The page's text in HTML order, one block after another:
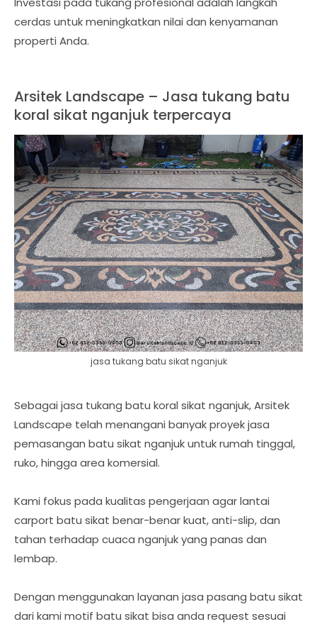
cerdas untuk meningkatkan nilai dan kenyamanan
properti Anda.
Arsitek Landscape – Jasa tukang batu
koral sikat nganjuk terpercaya
jasa tukang batu sikat nganjuk
Sebagai jasa tukang batu koral sikat nganjuk, Arsitek
Landscape telah menangani banyak proyek jasa
pemasangan batu sikat nganjuk untuk rumah tinggal,
ruko, hingga area komersial.
Kami fokus pada kualitas pengerjaan agar lantai
carport batu sikat benar-benar kuat, anti-slip, dan
tahan terhadap cuaca nganjuk yang panas dan
lembap.
Dengan menggunakan layanan jasa pasang batu sikat
dari kami motif batu sikat bisa anda request sesuai